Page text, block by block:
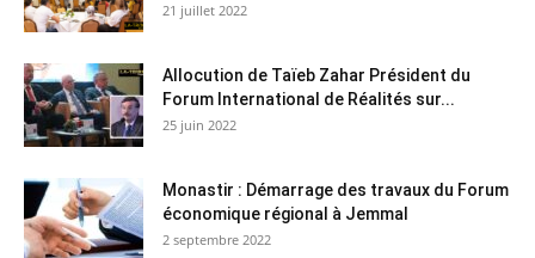
21 juillet 2022
Allocution de Taïeb Zahar Président du
Forum International de Réalités sur...
25 juin 2022
Monastir : Démarrage des travaux du Forum
économique régional à Jemmal
2 septembre 2022